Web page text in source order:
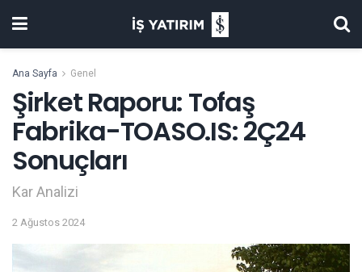
Ana Sayfa Genel
Şirket Raporu: Tofaş
Fabrika-TOASO.IS: 2Ç24
Sonuçları
Kar Analizi
2 Ağustos 2024